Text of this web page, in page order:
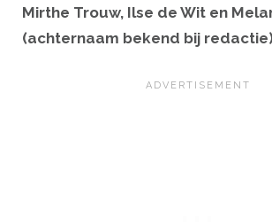
Mirthe Trouw, Ilse de Wit en
(achternaam bekend bij